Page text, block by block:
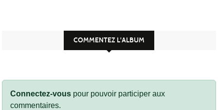
COMMENTEZ L'ALBUM
Connectez-vous pour pouvoir participer aux
commentaires.